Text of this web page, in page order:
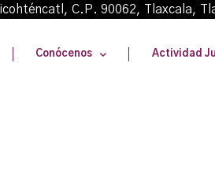
Xicohténcatl, C.P. 90062,
Conócenos Actividad